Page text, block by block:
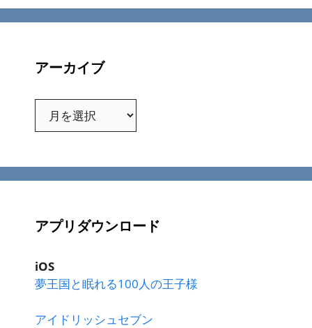
アーカイブ
ブ
アプリダウンロード
iOS
夢王国と眠れる100人の王子様
アイドリッシュセブン